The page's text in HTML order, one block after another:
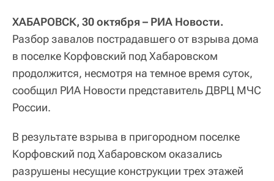
ХАБАРОВСК, 30 октября – РИА Новости.
Разбор завалов пострадавшего от взрыва дома
в поселке Корфовский под Хабаровском
продолжится, несмотря на темное время суток,
сообщил РИА Новости представитель ДВРЦ МЧС
России.
В результате взрыва в пригородном поселке
Корфовский под Хабаровском оказались
разрушены несущие конструкции трех этажей